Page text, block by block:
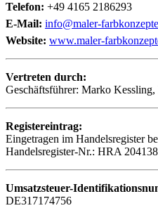
Telefon: +49 4165 2186293
E-Mail: info@maler-
Website: www.maler-
Vertreten durch:
Geschäftsführer: Marko
Registereintrag:
Eingetragen im Handelsregister
Handelsregister-Nr.: HRA 204138
Umsatzsteuer-
DE317174756